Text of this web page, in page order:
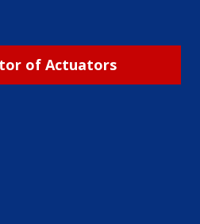
of Actuators